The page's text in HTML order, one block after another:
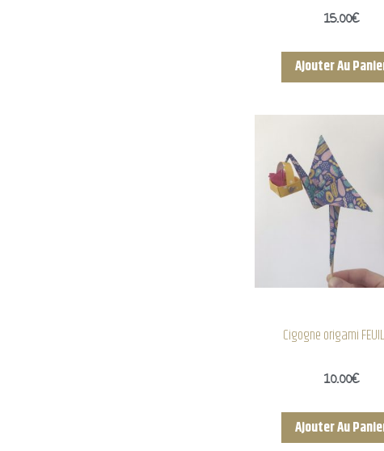
15.00€
Ajouter Au
Cigogne origami
10.00€
Ajouter Au